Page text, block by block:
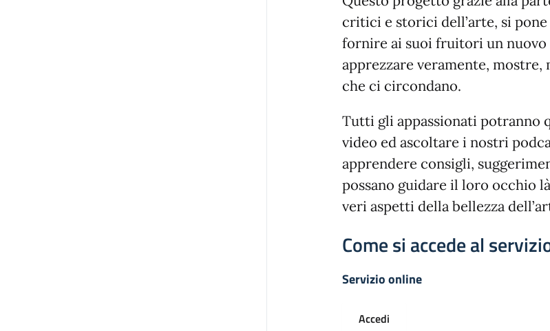
critici e storici dell’arte, si
fornire ai suoi fruitori un nuovo
apprezzare veramente, mostre,
che ci circondano.
Tutti gli appassionati potranno
video ed ascoltare i nostri
apprendere consigli,
possano guidare il loro occhio
veri aspetti della bellezza
Come si accede al
Servizio online
Accedi